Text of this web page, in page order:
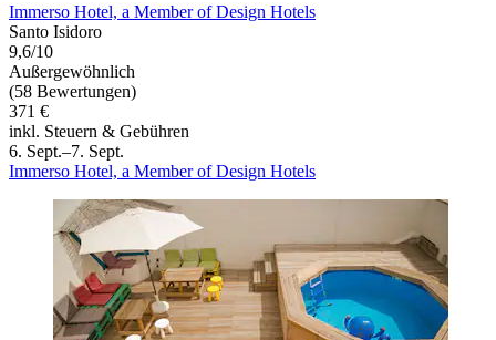
Immerso Hotel, a Member of Design Hotels
Santo Isidoro
9,6/10
Außergewöhnlich
(58 Bewertungen)
371 €
inkl. Steuern & Gebühren
6. Sept.–7. Sept.
Immerso Hotel, a Member of Design Hotels